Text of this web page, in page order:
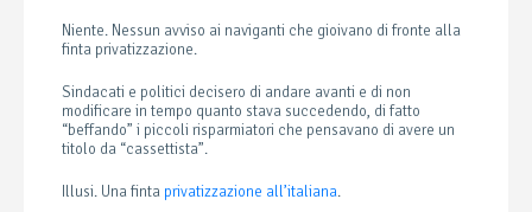
Niente. Nessun avviso ai naviganti che gioivano di fronte alla
finta privatizzazione.
Sindacati e politici decisero di andare avanti e di non
modificare in tempo quanto stava succedendo, di fatto
“beffando” i piccoli risparmiatori che pensavano di avere un
titolo da “cassettista”.
Illusi. Una finta privatizzazione all’italiana.